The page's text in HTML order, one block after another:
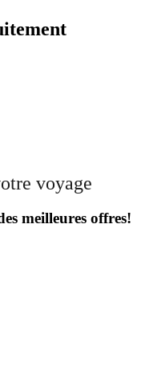
voyage
meilleures offres!